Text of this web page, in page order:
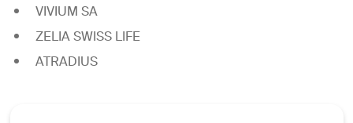
VIVIUM SA
ZELIA SWISS LIFE
ATRADIUS